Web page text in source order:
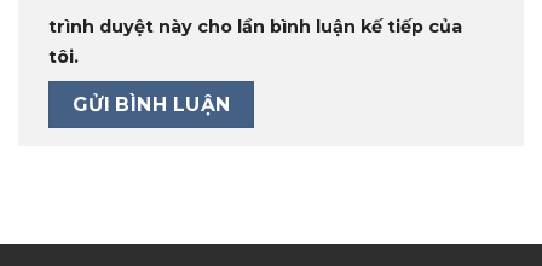
trình duyệt này cho lần bình luận kế tiếp của
tôi.